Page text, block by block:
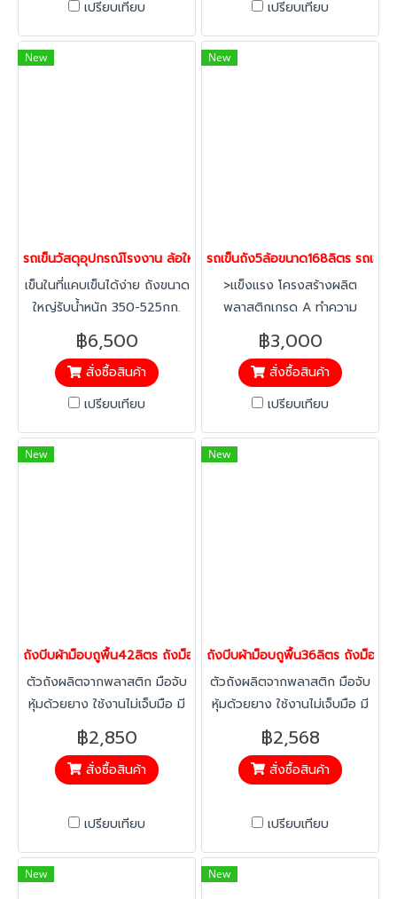
เปรียบเทียบ เปรียบเทียบ
New
รถเข็นวัสดุอุปกรณ์โรงงาน ล้อใหญ่6นิ้ว ตรา Horecat 56121
เข็นในที่แคบเข็นได้ง่าย ถังขนาด
ใหญ่รับน้ำหนัก 350-525กก.
พลาสติกหนา ไม่เหม็น ล้าง
ทำความสะอาดง่าย ไม่เป็นสนิม
ติดตั้งล้อขนาดใหญ่
฿6,500
สั่งซื้อสินค้า
เปรียบเทียบ
New
รถเข็นถัง5ล้อขนาด168ลิตร รถเข็น
>แข็งแรง โครงสร้างผลิต
พลาสติกเกรด A ทำความ
สะอาดง่าย ได้ทั้งคัน
฿3,000
สั่งซื้อสินค้า
เปรียบเทียบ
New
ถังบีบผ้าม็อบถูพื้น42ลิตร ถังม็อบ ถังถูพื้น ถังม็อปติดล้อ ถังทำความส
ตัวถังผลิตจากพลาสติก มือจับ
หุ้มด้วยยาง ใช้งานไม่เจ็บมือ มี
คันโยกบีบผ้าม็อปให้แห้ง ไม่ต้อง
ใช้มือบีบ
฿2,850
สั่งซื้อสินค้า
เปรียบเทียบ
New
ถังบีบผ้าม็อบถูพื้น36ลิตร ถังม็อบ
ตัวถังผลิตจากพลาสติก มือจับ
หุ้มด้วยยาง ใช้งานไม่เจ็บมือ มี
คันโยกบีบผ้าม็อปให้แห้ง ไม่ต้อง
ใช้มือบีบ
฿2,568
สั่งซื้อสินค้า
เปรียบเทียบ
New New